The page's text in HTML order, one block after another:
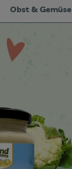
Obst & Gemüse